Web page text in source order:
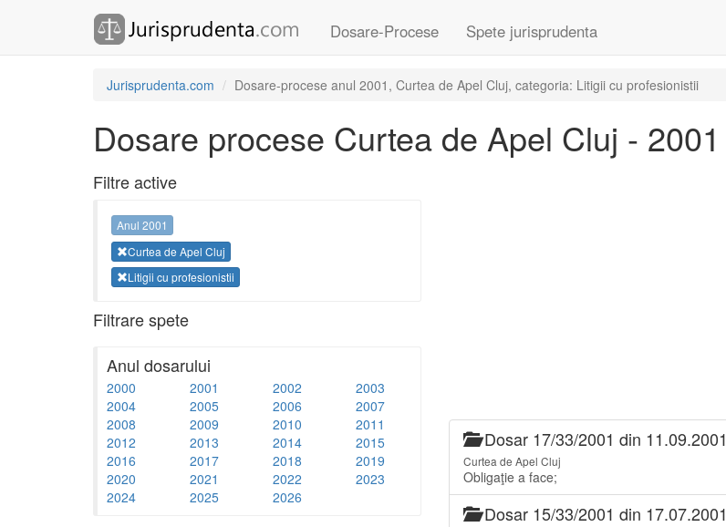
Dosare-Procese Spete jurisprudenta
Jurisprudenta.com Dosare-procese anul 2001, Curtea de Apel Cluj, categoria: Litigii cu profesionistii
Dosare procese Curtea de Apel Cluj - 2001
Filtre active
Anul 2001
Curtea de Apel Cluj
Litigii cu profesionistii
Filtrare spete
Anul dosarului
2000 2001 2002
2003
2004
2005 2006
2007
2008
2009 2010
2011
2012
2013 2014
2015
2016
2017 2018
2019
2020
2021 2022
2023
2024
2025 2026
Dosar 17/33/2001 din 11.09.2001
Curtea de Apel Cluj
Obligaţie a face;
Dosar 15/33/2001 din 17.07.2001